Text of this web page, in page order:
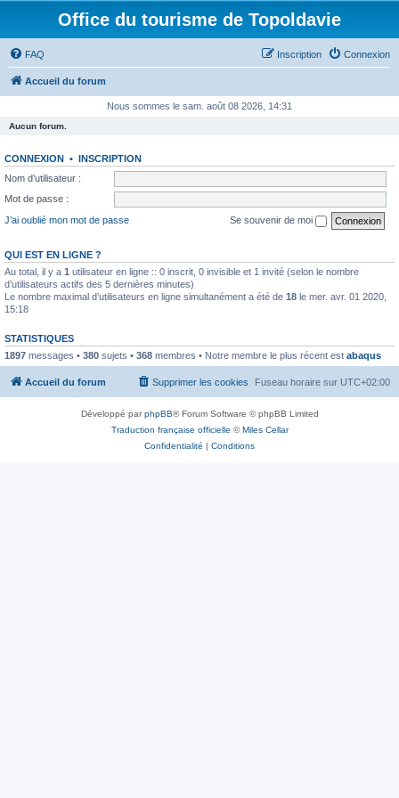
Office du tourisme de Topoldavie
FAQ Connexion
Inscription
Accueil du forum
Nous sommes le sam. août 08 2026, 14:31
Aucun forum.
CONNEXION • INSCRIPTION
Nom d’utilisateur :
Mot de passe :
J’ai oublié mon mot de passe
Se souvenir de moi
QUI EST EN LIGNE ?
Au total, il y a 1 utilisateur en ligne :: 0 inscrit, 0 invisible et 1 invité (selon le nombre
d’utilisateurs actifs des 5 dernières minutes)
Le nombre maximal d’utilisateurs en ligne simultanément a été de 18 le mer. avr. 01 2020,
15:18
STATISTIQUES
1897 messages • 380 sujets • 368 membres • Notre membre le plus récent est abaqus
Accueil du forum Fuseau horaire sur UTC+02:00
Supprimer les cookies
Développé parphpBB® Forum Software © phpBB Limited
Traduction française officielle ©Miles Cellar
Confidentialité | Conditions